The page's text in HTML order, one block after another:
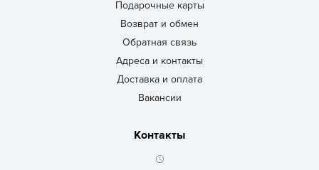
Подарочные карты
Возврат и обмен
Обратная связь
Адреса и контакты
Доставка и оплата
Вакансии
Контакты